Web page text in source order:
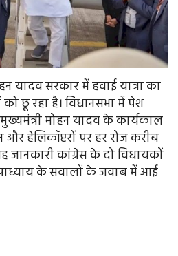
यादव सरकार में हवाई यात्रा का
छू रहा है। विधानसभा में पेश
मोहन यादव के कार्यकाल
हेलिकॉप्टरों पर हर रोज करीब
जानकारी कांग्रेस के दो विधायकों
के सवालों के जवाब में आई